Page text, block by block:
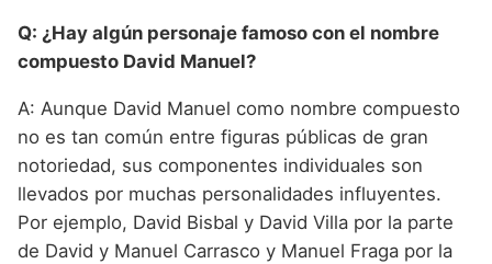
Q: ¿Hay algún personaje famoso con el nombre
compuesto David Manuel?
A: Aunque David Manuel como nombre compuesto
no es tan común entre figuras públicas de gran
notoriedad, sus componentes individuales son
llevados por muchas personalidades influyentes.
Por ejemplo, David Bisbal y David Villa por la parte
de David y Manuel Carrasco y Manuel Fraga por la